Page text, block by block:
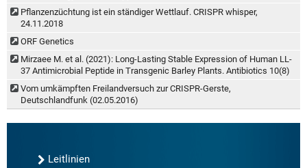
Pflanzenzüchtung ist ein ständiger Wettlauf. CRISPR whisper,
24.11.2018
ORF Genetics
Mirzaee M. et al. (2021): Long-Lasting Stable Expression of Human LL-
37 Antimicrobial Peptide in Transgenic Barley Plants. Antibiotics 10(8)
Vom umkämpften Freilandversuch zur CRISPR-Gerste,
Deutschlandfunk (02.05.2016)
Leitlinien